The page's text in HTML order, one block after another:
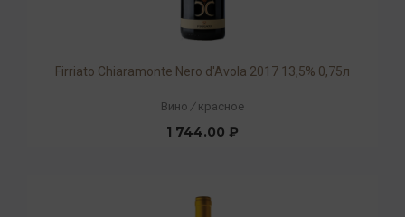
Firriato Chiaramonte Nero d'Avola 2017 13,5% 0,75л
Вино / красное
1 744.00 ₽